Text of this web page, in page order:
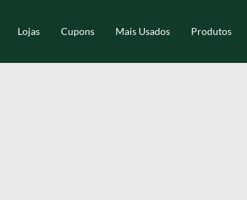
Lojas Cupons Mais Usados Produtos